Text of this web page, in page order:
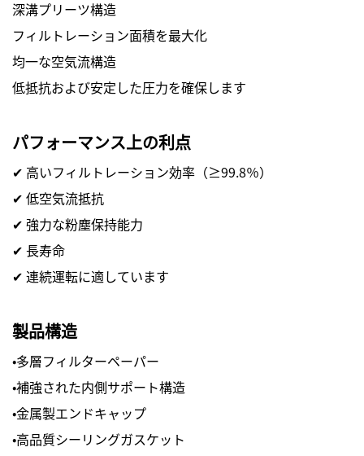
深溝プリーツ構造
フィルトレーション面積を最大化
均一な空気流構造
低抵抗および安定した圧力を確保します
パフォーマンス上の利点
✔ 高いフィルトレーション効率（≥99.8％）
✔ 低空気流抵抗
✔ 強力な粉塵保持能力
✔ 長寿命
✔ 連続運転に適しています
製品構造
・多層フィルターペーパー
・補強された内側サポート構造
・金属製エンドキャップ
・高品質シーリングガスケット